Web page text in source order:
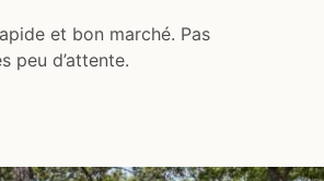
et bon marché. Pas
peu d’attente.